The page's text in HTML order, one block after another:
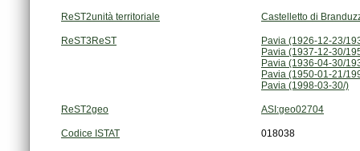
ReST2unità territoriale Castelletto di
ReST3ReST
Pavia (1926-12-23/
Pavia (1937-12-30/
Pavia (1936-04-30/
Pavia (1950-01-21/
Pavia (1998-03-30/)
ReST2geo ASI:geo02704
Codice ISTAT 018038